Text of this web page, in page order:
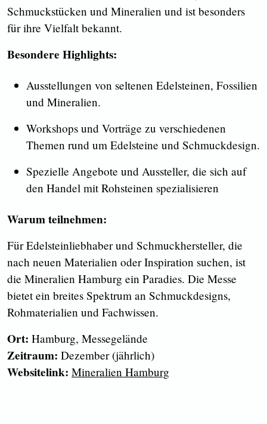
Schmuckstücken und Mineralien und ist besonders
für ihre Vielfalt bekannt.
Besondere Highlights:
Ausstellungen von seltenen Edelsteinen, Fossilien
und Mineralien.
Workshops und Vorträge zu verschiedenen
Themen rund um Edelsteine und Schmuckdesign.
Spezielle Angebote und Aussteller, die sich auf
den Handel mit Rohsteinen spezialisieren
Warum teilnehmen:
Für Edelsteinliebhaber und Schmuckhersteller, die
nach neuen Materialien oder Inspiration suchen, ist
die Mineralien Hamburg ein Paradies. Die Messe
bietet ein breites Spektrum an Schmuckdesigns,
Rohmaterialien und Fachwissen.
Ort: Hamburg, Messegelände
Zeitraum: Dezember (jährlich)
Websitelink: Mineralien Hamburg